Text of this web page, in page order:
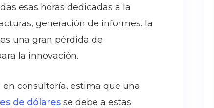
esas horas dedicadas a la
generación de informes: la
una gran pérdida de
la innovación.
consultoría, estima que una
de dólares se debe a estas